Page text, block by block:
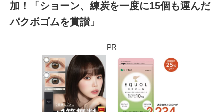
加！「ショーン、練炭を一度に15個も運んだ
パクボゴムを賞讃」
PR